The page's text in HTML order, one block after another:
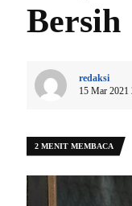
Bersih
redaksi
15 Mar 2021
2 MENIT MEMBACA